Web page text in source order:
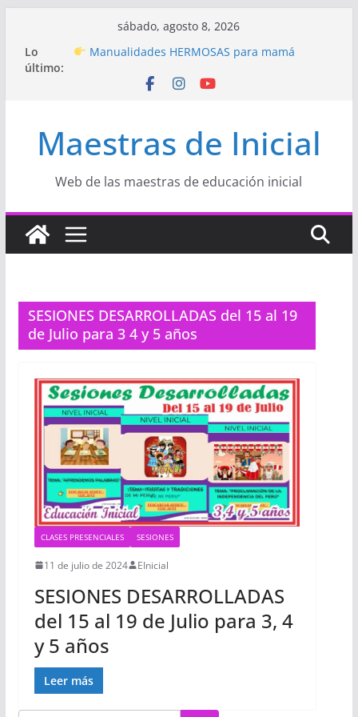
contenido
sábado, agosto 8, 2026
Lo
último:
amor en Inicial
Manualidades HERMOSAS para mamá
(fáciles y llenas de amor)
Proyecto
“Celebramos con Alegría la Semana
de la Educación Inicial»
Mamá hecho con amor
Maestras de Inicial
Web de las maestras de educación inicial
SESIONES DESARROLLADAS del 15 al 19
de Julio para 3 4 y 5 años
CLASES PRESENCIALES SESIONES
11 de julio de 2024 EInicial
SESIONES DESARROLLADAS
del 15 al 19 de Julio para 3, 4
y 5 años
Leer más